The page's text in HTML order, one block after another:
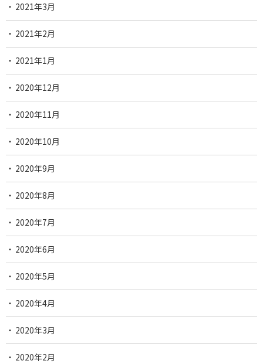
2021年3月
2021年2月
2021年1月
2020年12月
2020年11月
2020年10月
2020年9月
2020年8月
2020年7月
2020年6月
2020年5月
2020年4月
2020年3月
2020年2月